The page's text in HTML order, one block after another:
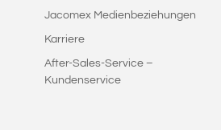
Jacomex Medienbeziehungen
Karriere
After-Sales-Service –
Kundenservice